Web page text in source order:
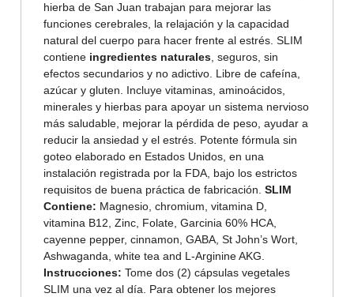
hierba de San Juan trabajan para mejorar las
funciones cerebrales, la relajación y la capacidad
natural del cuerpo para hacer frente al estrés. SLIM
contiene ingredientes naturales , seguros, sin
efectos secundarios y no adictivo. Libre de cafeína,
azúcar y gluten. Incluye vitaminas, aminoácidos,
minerales y hierbas para apoyar un sistema nervioso
más saludable, mejorar la pérdida de peso, ayudar a
reducir la ansiedad y el estrés. Potente fórmula sin
goteo elaborado en Estados Unidos, en una
instalación registrada por la FDA, bajo los estrictos
requisitos de buena práctica de fabricación. SLIM
Contiene: Magnesio, chromium, vitamina D,
vitamina B12, Zinc, Folate, Garcinia 60% HCA,
cayenne pepper, cinnamon, GABA, St John’s Wort,
Ashwaganda, white tea and L-Arginine AKG.
Instrucciones: Tome dos (2) cápsulas vegetales
SLIM una vez al día. Para obtener los mejores